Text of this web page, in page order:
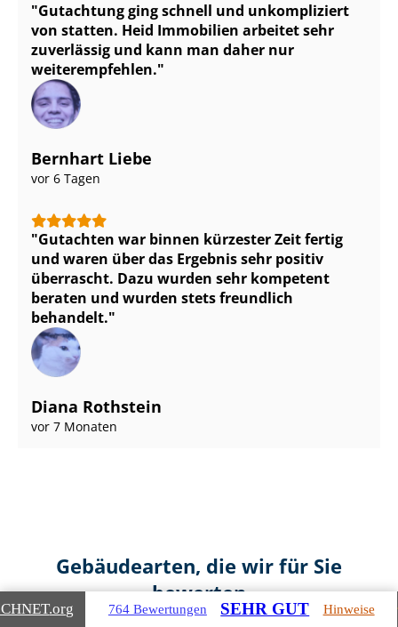
Gutachtung ging schnell und unkompliziert
von statten. Heid Immobilien arbeitet sehr
zuverlässig und kann man daher nur
weiterempfehlen.
Bernhart Liebe
vor 6 Tagen
Gutachten war binnen kürzester Zeit fertig
und waren über das Ergebnis sehr positiv
überrascht. Dazu wurden sehr kompetent
beraten und wurden stets freundlich
behandelt.
Diana Rothstein
vor 7 Monaten
Gebäudearten, die wir für Sie
bewerten
.org 764 Bewertungen SEHR GUT Hinweise